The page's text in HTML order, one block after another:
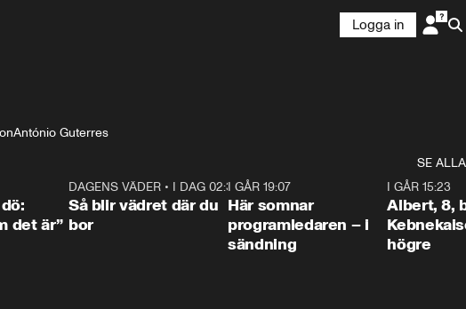
Logga in
António Guterres
SE ALLA
det är”
1:06
DAGENS VÄDER• I DAG 02:30
Så blir vädret där du
bor
I GÅR 19:07
Här somnar
programledaren – i
sändning
I GÅR 15:23
Albert, 8,
högre